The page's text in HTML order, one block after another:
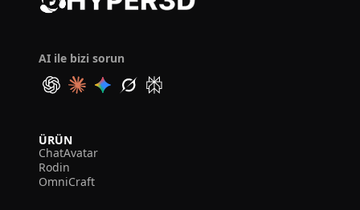
AI ile bizi sorun
ÜRÜN
ChatAvatar
Rodin
OmniCraft